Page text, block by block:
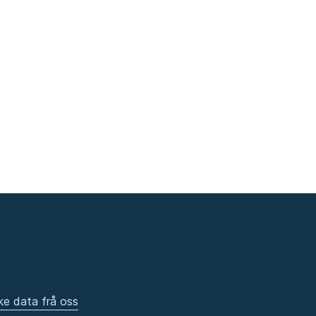
data frå oss